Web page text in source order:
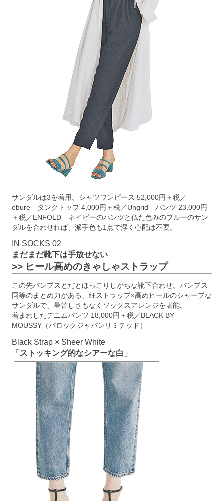
サンダルは3を着用。シャツワンピース 52,000円＋税／
ebure タンクトップ 4,000円＋税／Ungrid パンツ 23,000円
＋税／ENFOLD ネイビーのパンツと似た色みのブルーのサン
ダルを合わせれば、派手色も1点で浮く心配は不要。
IN SOCKS 02
まだまだ靴下は手放せない
>> ヒール高めのきゃしゃストラップ
この先パンプスとだとほっこりしがちな靴下合わせ。パンプス
同等のまとめ力がある、細ストラップ×高めヒールのシャープな
サンダルで、暑苦しさもなくソックスアレンジを堪能。
着まわしたデニムパンツ 18,000円＋税／BLACK BY
MOUSSY（バロックジャパンリミテッド）
Black Strap × Sheer White
「ストッキング的なシアーな白」